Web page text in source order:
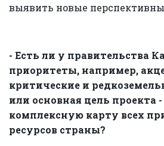
выявить новые
- Есть ли у правительства
приоритеты, например,
критические и
или основная цель проекта -
комплексную карту всех
ресурсов страны?